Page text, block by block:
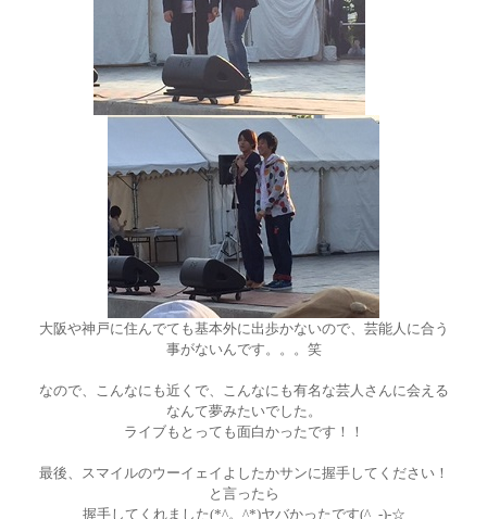
大阪や神戸に住んでても基本外に出歩かないので、芸能人に合う
事がないんです。。。笑
なので、こんなにも近くで、こんなにも有名な芸人さんに会える
なんて夢みたいでした。
ライブもとっても面白かったです！！
最後、スマイルのウーイェイよしたかサンに握手してください！
と言ったら
握手してくれました(*^。^*)ヤバかったです(^_-)-☆